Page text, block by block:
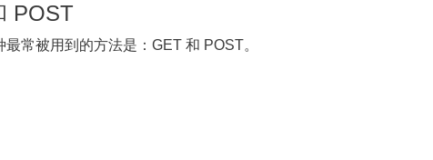
POST
常被用到的方法是：GET 和 POST。